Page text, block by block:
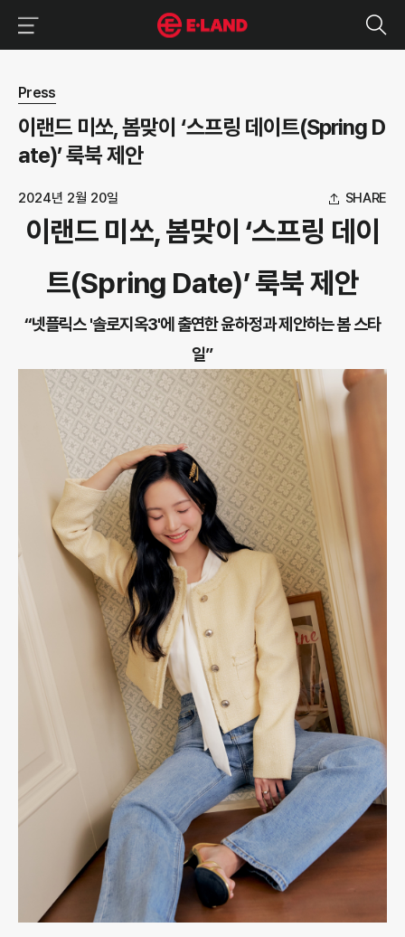
뉴스 상세보기
Press
이랜드 미쏘, 봄맞이 ‘스프링 데이트(Spring D
ate)’ 룩북 제안
2024년 2월 20일 SHARE
이랜드 미쏘, 봄맞이 ‘스프링 데이
트(Spring Date)’ 룩북 제안
“넷플릭스 '솔로지옥3'에 출연한 윤하정과 제안하는 봄 스타
일”